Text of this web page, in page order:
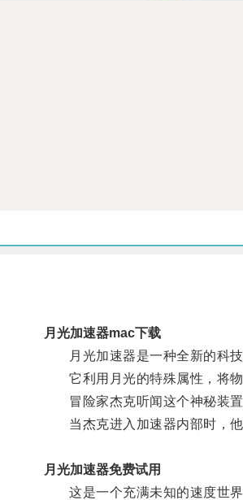
月光加速器mac下载
月光加速器是一种全新的科技
它利用月光的特殊属性，将物
冒险家杰克听闻这个神秘装置
当杰克进入加速器内部时，他
月光加速器免费试用
这是一个充满未知的速度世界